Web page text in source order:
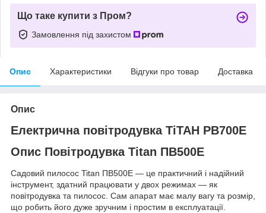
Що таке купити з Пром?
Замовлення під захистом
Опис Характеристики Відгуки про товар Доставка
Опис
Електрична повітродувка TiТАН PB700E
Опис Повітродувка Titan ПВ500Е
Садовий пилосос Titan ПВ500Е — це практичний і надійний
інструмент, здатний працювати у двох режимах — як
повітродувка та пилосос. Сам апарат має малу вагу та розмір,
що робить його дуже зручним і простим в експлуатації.